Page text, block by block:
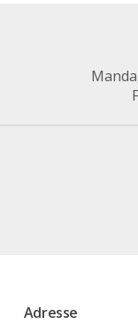
Adresse